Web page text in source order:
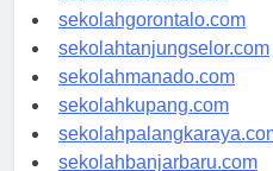
sekolahkendari.com
sekolahgorontalo.com
sekolahtanjungselor.com
sekolahmanado.com
sekolahkupang.com
sekolahpalangkaraya.com